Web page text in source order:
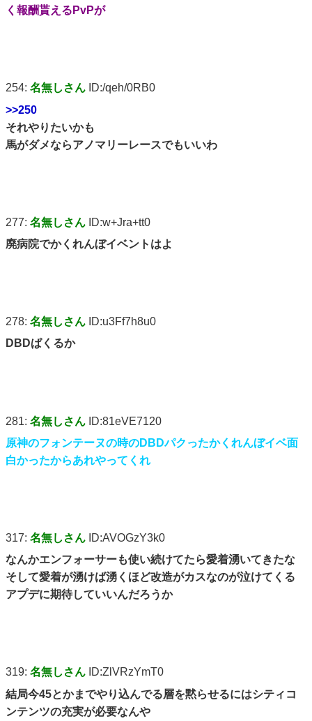
く報酬貰えるPvPが
254: 名無しさん ID:/qeh/0RB0
>>250
それやりたいかも
馬がダメならアノマリーレースでもいいわ
277: 名無しさん ID:w+Jra+tt0
廃病院でかくれんぼイベントはよ
278: 名無しさん ID:u3Ff7h8u0
DBDぱくるか
281: 名無しさん ID:81eVE7120
原神のフォンテーヌの時のDBDパクったかくれんぼイベ面
白かったからあれやってくれ
317: 名無しさん ID:AVOGzY3k0
なんかエンフォーサーも使い続けてたら愛着湧いてきたな
そして愛着が湧けば湧くほど改造がカスなのが泣けてくる
アプデに期待していいんだろうか
319: 名無しさん ID:ZlVRzYmT0
結局今45とかまでやり込んでる層を黙らせるにはシティコ
ンテンツの充実が必要なんや